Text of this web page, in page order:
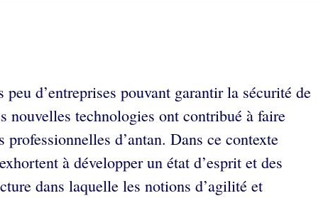
d’entreprises pouvant garantir la sécurité de
nouvelles technologies ont contribué à faire
d’antan. Dans ce contexte
à développer un état d’esprit et des
dans laquelle les notions d’agilité et